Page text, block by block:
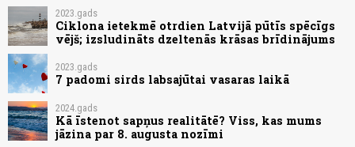
2023.gads
Ciklona ietekmē otrdien Latvijā pūtīs spēcīgs
vējš; izsludināts dzeltenās krāsas brīdinājums
2023.gads
7 padomi sirds labsajūtai vasaras laikā
2024.gads
Kā īstenot sapņus realitātē? Viss, kas mums
jāzina par 8. augusta nozīmi